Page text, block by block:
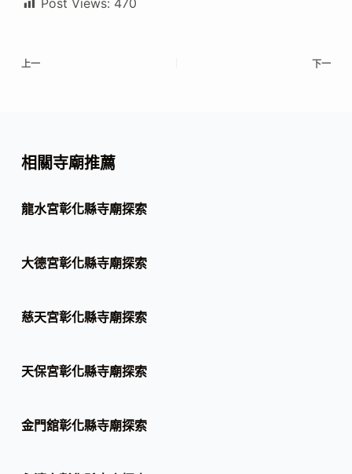
Post Views: 470
上一 下一
相關寺廟推薦
龍水宮彰化縣寺廟探索
大德宮彰化縣寺廟探索
慈天宮彰化縣寺廟探索
天保宮彰化縣寺廟探索
金門舘彰化縣寺廟探索